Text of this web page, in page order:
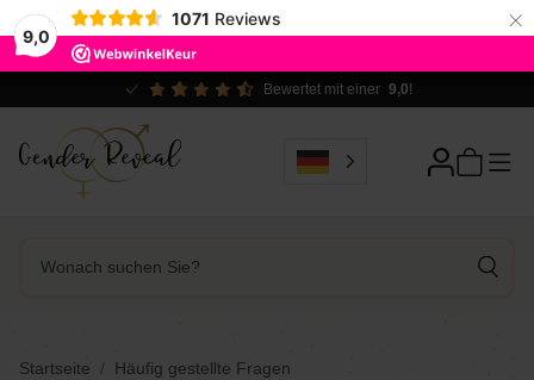
9,0
1071 Reviews ×
Bewertet mit einer 9,0!
Startseite Häufig gestellte Fragen